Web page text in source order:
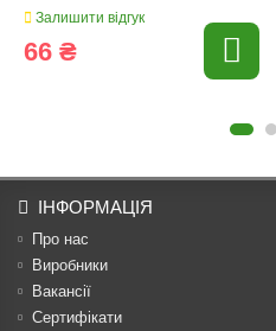
Залишити відгук
66 ₴
ІНФОРМАЦІЯ
Про нас
Виробники
Вакансії
Сертифікати